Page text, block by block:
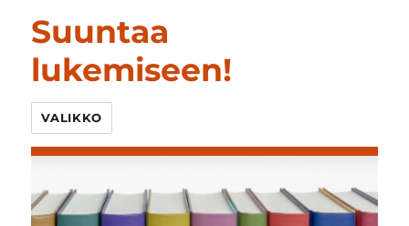
Suuntaa
lukemiseen!
VALIKKO